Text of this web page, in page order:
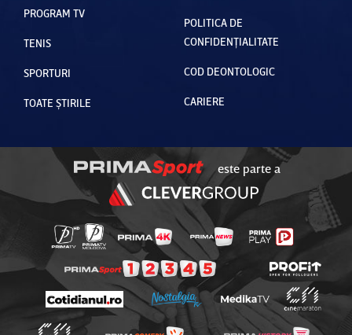
PROGRAM TV
TENIS
SPORTURI
TOATE ȘTIRILE
POLITICA DE
CONFIDENȚIALITATE
COD DEONTOLOGIC
CARIERE
este parte a